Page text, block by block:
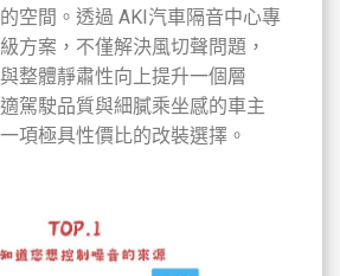
空間。透過 AKI汽車隔音中心專
方案，不僅解決風切聲問題，
整體靜肅性向上提升一個層
駕駛品質與細膩乘坐感的車主
項極具性價比的改裝選擇。